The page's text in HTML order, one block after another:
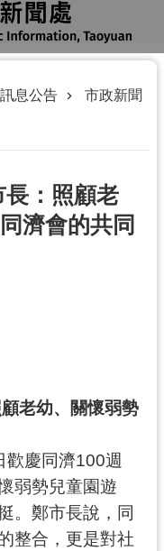
訊息公告 市政新聞
長：照顧老
濟會的共同
老幼、關懷弱勢
慶同濟100週
弱勢兒童園遊
。鄭市長說，同
整合，更是對社